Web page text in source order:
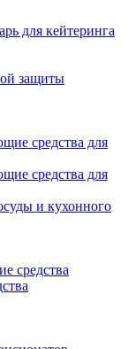
для кейтеринга
защиты
средства для
средства для
и кухонного
средства